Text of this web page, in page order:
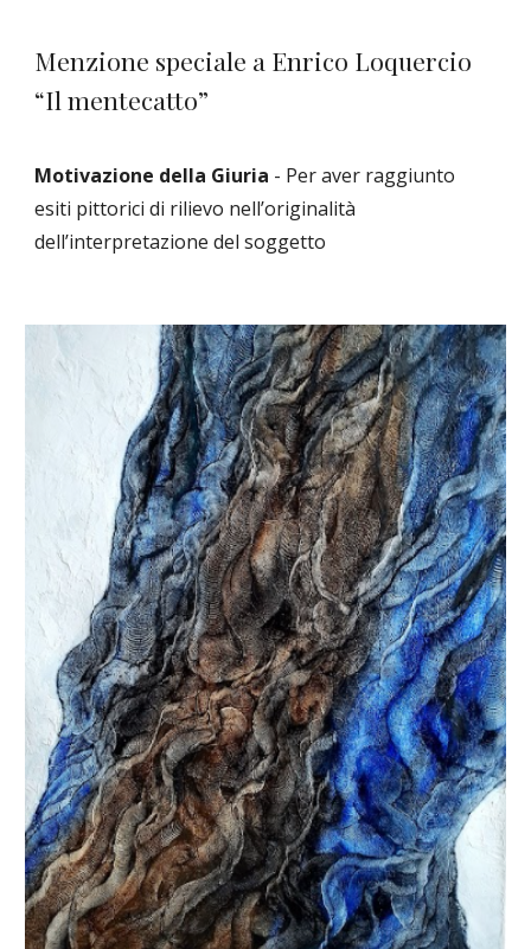
Menzione speciale a Enrico Loquercio
“Il mentecatto”
Motivazione della Giuria - Per aver raggiunto
esiti pittorici di rilievo nell’originalità
dell’interpretazione del soggetto